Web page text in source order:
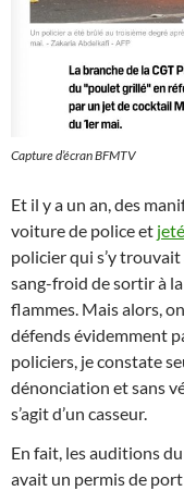
Capture d’écran BFMTV
Et il y a un an, des
voiture de police et
policier qui s’y trouvait
sang-froid de sortir à
flammes. Mais alors,
défends évidemment
policiers, je constate
dénonciation et sans
s’agit d’un casseur.
En fait, les auditions
avait un permis de